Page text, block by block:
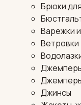
Брюки
Варежки
Ветровки
Джинсы